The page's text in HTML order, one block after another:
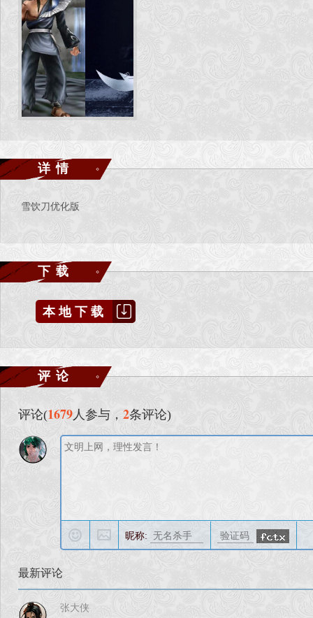
详情
雪饮刀优化版
下载
本地下载
评论
评论(1679 人参与， 2条评论)
昵称:
最新评论
张大侠